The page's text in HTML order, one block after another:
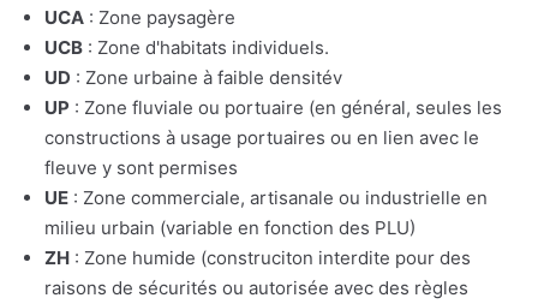
UCA : Zone paysagère
UCB : Zone d'habitats individuels.
UD : Zone urbaine à faible densitév
UP : Zone fluviale ou portuaire (en général, seules les
constructions à usage portuaires ou en lien avec le
fleuve y sont permises
UE : Zone commerciale, artisanale ou industrielle en
milieu urbain (variable en fonction des PLU)
ZH : Zone humide (construciton interdite pour des
raisons de sécurités ou autorisée avec des règles